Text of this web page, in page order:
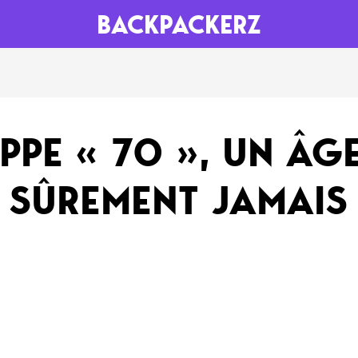
BACKPACKERZ
Paris
Festivals
Playlists
Podcasts
Mixes
« 70 », UN
JAMAIS